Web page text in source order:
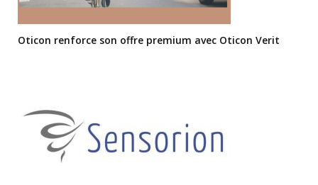
Oticon renforce son offre premium avec Oticon Verit